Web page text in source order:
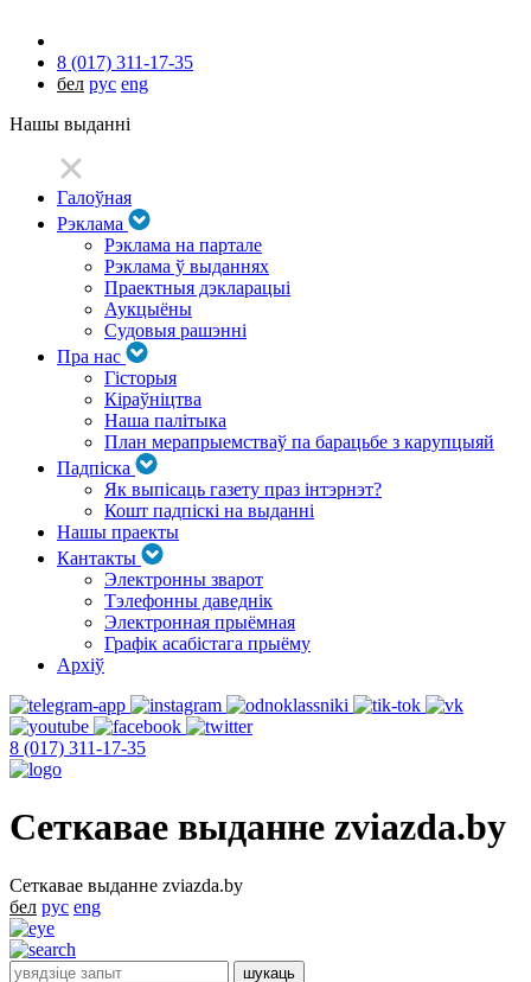
8 (017) 311-17-35
бел рус eng
Нашы выданні
Галоўная
Рэклама
Рэклама на партале
Рэклама ў выданнях
Праектныя дэкларацыі
Аукцыёны
Судовыя рашэнні
Пра нас
Гісторыя
Кіраўніцтва
Наша палітыка
План мерапрыемстваў па барацьбе з карупцыяй
Падпіска
Як выпісаць газету праз інтэрнэт?
Кошт падпіскі на выданні
Нашы праекты
Кантакты
Электронны зварот
Тэлефонны даведнік
Электронная прыёмная
Графік асабістага прыёму
Архіў
8 (017) 311-17-35
Сеткавае выданне zviazda.by
Сеткавае выданне zviazda.by
бел рус eng